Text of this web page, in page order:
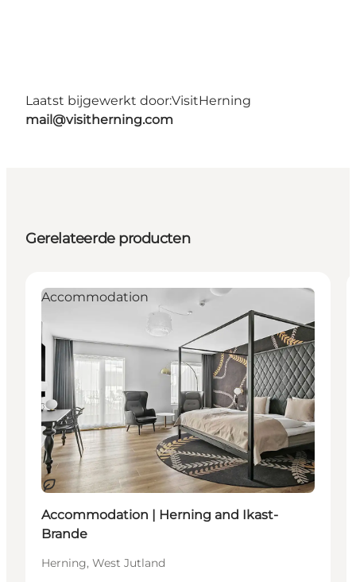
Laatst bijgewerkt door:VisitHerning
mail@visitherning.com
Gerelateerde producten
Duurzaam
Accommodation
Accommodation | Herning and Ikast-
Brande
Herning, West Jutland